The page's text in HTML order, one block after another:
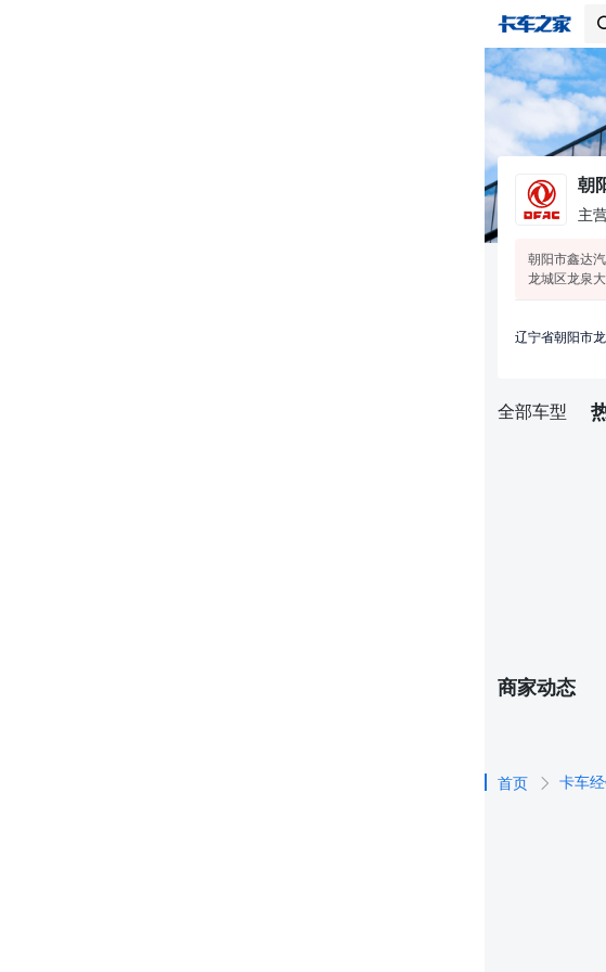
朝
主
朝阳市鑫达
龙城区龙泉
辽宁省朝阳市
全部车型
商家动态
首页 卡车